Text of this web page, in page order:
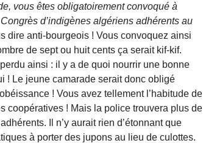
vous êtes obligatoirement convoqué à
d’indigènes algériens adhérents au
dire anti-bourgeois ! Vous convoquez ainsi
de sept ou huit cents ça serait kif-kif.
ainsi : il y a de quoi nourrir une bonne
! Le jeune camarade serait donc obligé
! Vous avez tellement l’habitude de
coopératives ! Mais la police trouvera plus de
Il n’y aurait rien d’étonnant que
à porter des jupons au lieu de culottes.